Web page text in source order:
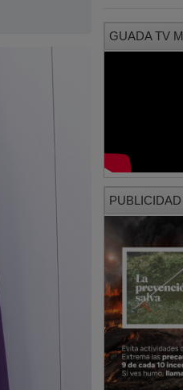
GUADA TV
PUBLICIDAD